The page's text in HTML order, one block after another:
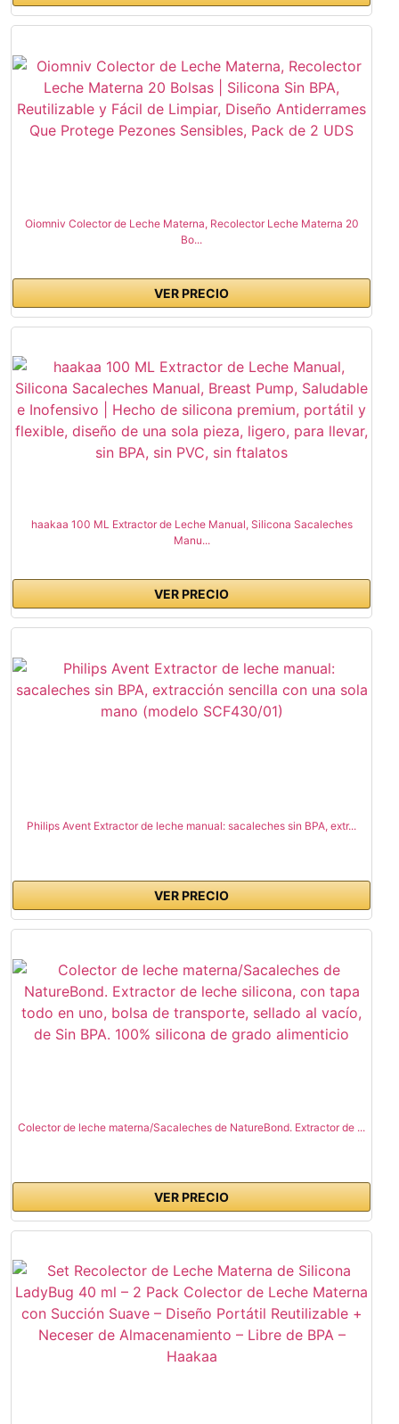
Oiomniv Colector de Leche Materna, Recolector Leche Materna 20
Bo...
VER PRECIO
haakaa 100 ML Extractor de Leche Manual, Silicona Sacaleches
Manu...
VER PRECIO
Philips Avent Extractor de leche manual: sacaleches sin BPA, extr...
VER PRECIO
Colector de leche materna/Sacaleches de NatureBond. Extractor de ...
VER PRECIO